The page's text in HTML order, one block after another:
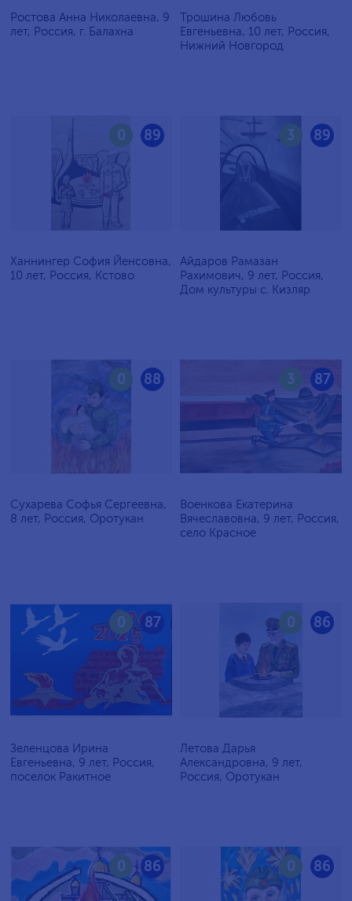
Ростова Анна Николаевна, 9
лет, Россия, г. Балахна
Трошина Любовь
Евгеньевна, 10 лет, Россия,
Нижний Новгород
89
0
Ханнингер София Йенсовна,
10 лет, Россия, Кстово
89
3
Айдаров Рамазан
Рахимович, 9 лет, Россия,
Дом культуры с. Кизляр
88
0
Сухарева Софья Сергеевна,
8 лет, Россия, Оротукан
87
3
Военкова Екатерина
Вячеславовна, 9 лет, Россия,
село Красное
87
0
Зеленцова Ирина
Евгеньевна, 9 лет, Россия,
поселок Ракитное
86
0
Летова Дарья
Александровна, 9 лет,
Россия, Оротукан
86
0 86
0